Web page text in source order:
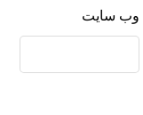
وب‌ سایت